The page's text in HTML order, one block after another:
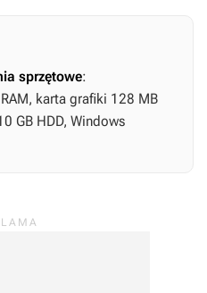
sprzętowe:
karta grafiki 128 MB
GB HDD, Windows